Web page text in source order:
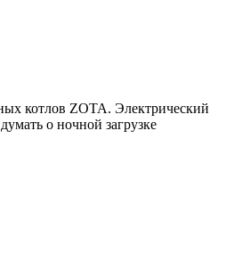
котлов ZOTA. Электрический
о ночной загрузке